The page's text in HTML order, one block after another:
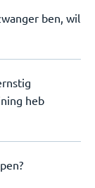
ben, wil
heb